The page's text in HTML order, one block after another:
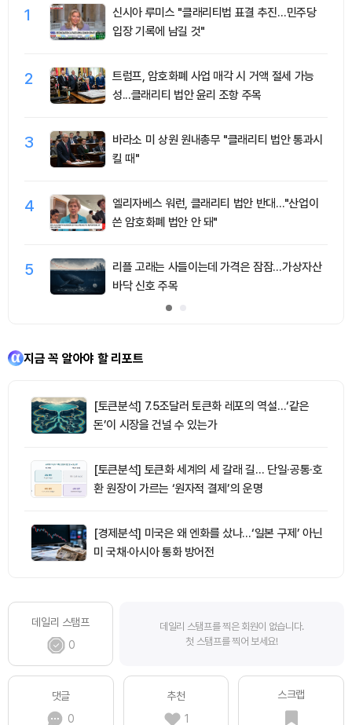
1
신시아 루미스 "클래리티법 표결 추진…민주당
입장 기록에 남길 것"
2
트럼프, 암호화폐 사업 매각 시 거액 절세 가능
성...클래리티 법안 윤리 조항 주목
3
바라소 미 상원 원내총무 "클래리티 법안 통과시
킬 때"
4
엘리자베스 워런, 클래리티 법안 반대…"산업이
쓴 암호화폐 법안 안 돼"
5
리플 고래는 사들이는데 가격은 잠잠…가상자산
바닥 신호 주목
지금 꼭 알아야 할 리포트
[토큰분석] 7.5조달러 토큰화 레포의 역설…‘같은
돈’이 시장을 건널 수 있는가
[토큰분석] 토큰화 세계의 세 갈래 길… 단일·공통·호
환 원장이 가르는 ‘원자적 결제’의 운명
[경제분석] 미국은 왜 엔화를 샀나…‘일본 구제’ 아닌
미 국채·아시아 통화 방어전
데일리 스탬프
0
데일리 스탬프를 찍은 회원이 없습니다.
첫 스탬프를 찍어 보세요!
댓글
0
추천
1
스크랩